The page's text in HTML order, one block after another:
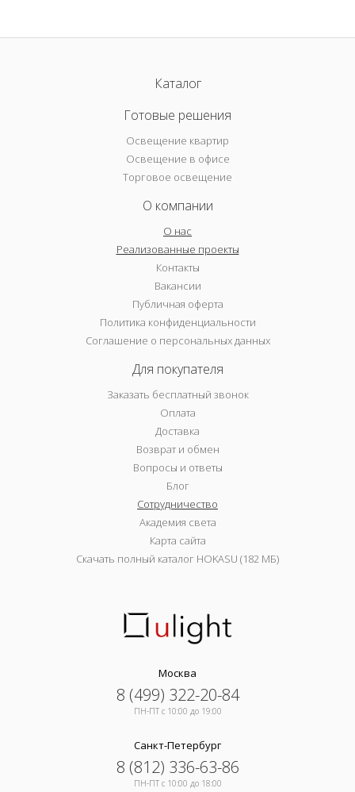
Каталог
Готовые решения
Освещение квартир
Освещение в офисе
Торговое освещение
О компании
О нас
Реализованные проекты
Контакты
Вакансии
Публичная оферта
Политика конфиденциальности
Соглашение о персональных данных
Для покупателя
Заказать бесплатный звонок
Оплата
Доставка
Возврат и обмен
Вопросы и ответы
Блог
Сотрудничество
Академия света
Карта сайта
Скачать полный каталог HOKASU (182 МБ)
Москва
8 (499) 322-20-84
ПН-ПТ c 10:00 до 19:00
Санкт-Петербург
8 (812) 336-63-86
ПН-ПТ c 10:00 до 18:00